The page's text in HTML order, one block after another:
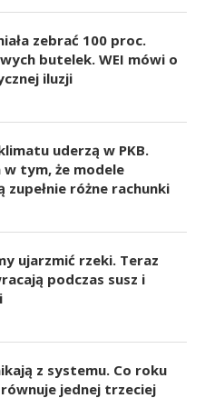
zebrać 100 proc.
butelek. WEI mówi o
iluzji
uderzą w PKB.
w tym, że modele
zupełnie różne rachunki
ujarzmić rzeki. Teraz
podczas susz i
z systemu. Co roku
jednej trzeciej